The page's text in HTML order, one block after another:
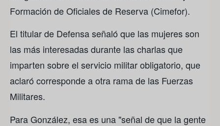
Formación de Oficiales de Reserva (Cimefor).
El titular de Defensa señaló que las mujeres son
las más interesadas durante las charlas que
imparten sobre el servicio militar obligatorio, que
aclaró corresponde a otra rama de las Fuerzas
Militares.
Para González, esa es una "señal de que la gente